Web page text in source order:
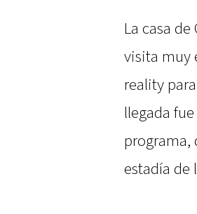
La casa
visita muy
reality
llegada
programa,
estadía de